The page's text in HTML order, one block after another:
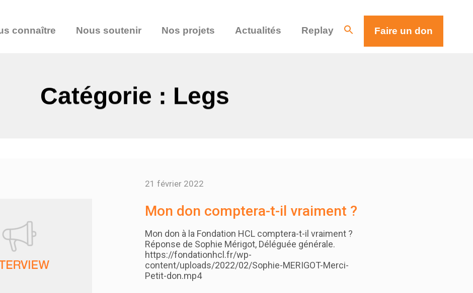
connaître Nous soutenir Nos projets Actualités Replay Faire un don
Catégorie : Legs
21 février 2022
Mon don comptera-t-il vraiment ?
Mon don à la Fondation HCL comptera-t-il vraiment ?
Réponse de Sophie Mérigot, Déléguée générale.
https://fondationhcl.fr/wp-
content/uploads/2022/02/Sophie-MERIGOT-Merci-
Petit-don.mp4